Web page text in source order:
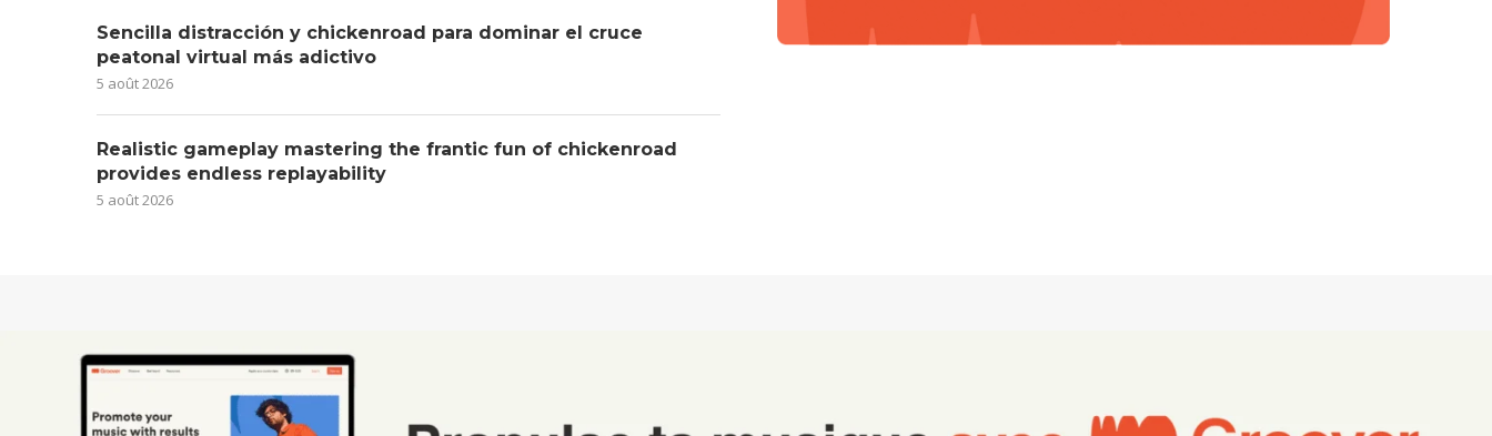
Sencilla distracción y chickenroad para dominar el cruce
peatonal virtual más adictivo
5 août 2026
Realistic gameplay mastering the frantic fun of chickenroad
provides endless replayability
5 août 2026